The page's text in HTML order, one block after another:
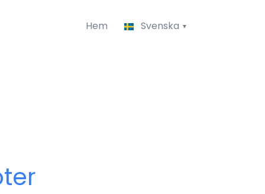
Hem Svenska